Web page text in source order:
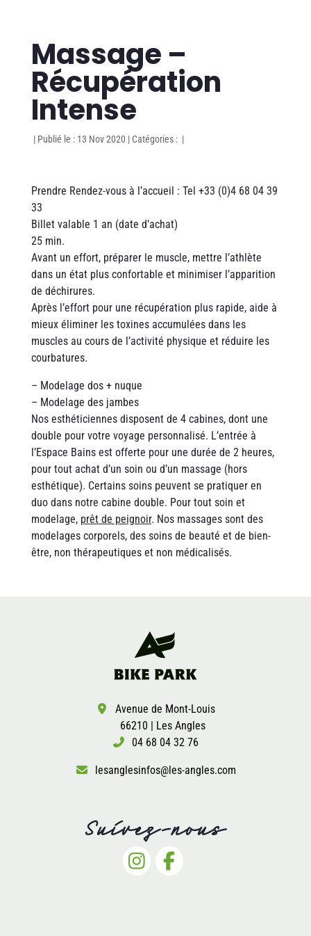
Massage –
Récupération
Intense
| Publié le : 13 Nov 2020 | Catégories : |
Prendre Rendez-vous à l’accueil : Tel +33 (0)4 68 04 39
33
Billet valable 1 an (date d’achat)
25 min.
Avant un effort, préparer le muscle, mettre l’athlète
dans un état plus confortable et minimiser l’apparition
de déchirures.
Après l’effort pour une récupération plus rapide, aide à
mieux éliminer les toxines accumulées dans les
muscles au cours de l’activité physique et réduire les
courbatures.
– Modelage dos + nuque
– Modelage des jambes
Nos esthéticiennes disposent de 4 cabines, dont une
double pour votre voyage personnalisé. L’entrée à
l’Espace Bains est offerte pour une durée de 2 heures,
pour tout achat d’un soin ou d’un massage (hors
esthétique). Certains soins peuvent se pratiquer en
duo dans notre cabine double. Pour tout soin et
modelage, prêt de peignoir. Nos massages sont des
modelages corporels, des soins de beauté et de bien-
être, non thérapeutiques et non médicalisés.
Avenue de Mont-Louis
66210 | Les Angles
04 68 04 32 76
lesanglesinfos@les-angles.com
Suivez-nous